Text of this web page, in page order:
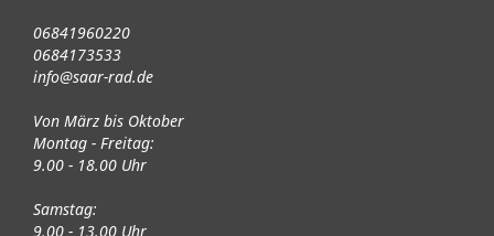
06841960220
0684173533
info@saar-rad.de
Von März bis Oktober
Montag - Freitag:
9.00 - 18.00 Uhr
Samstag:
9.00 - 13.00 Uhr